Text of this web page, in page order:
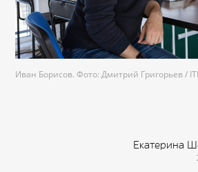
Иван Борисов. Фото: Дмитрий Григорьев /
Екатерина